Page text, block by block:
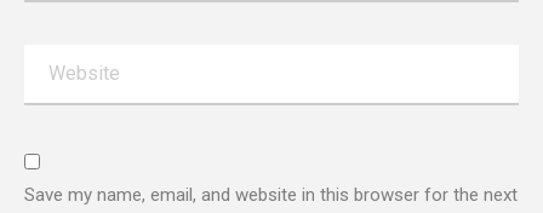
Save my name, email, and website in this browser for the next